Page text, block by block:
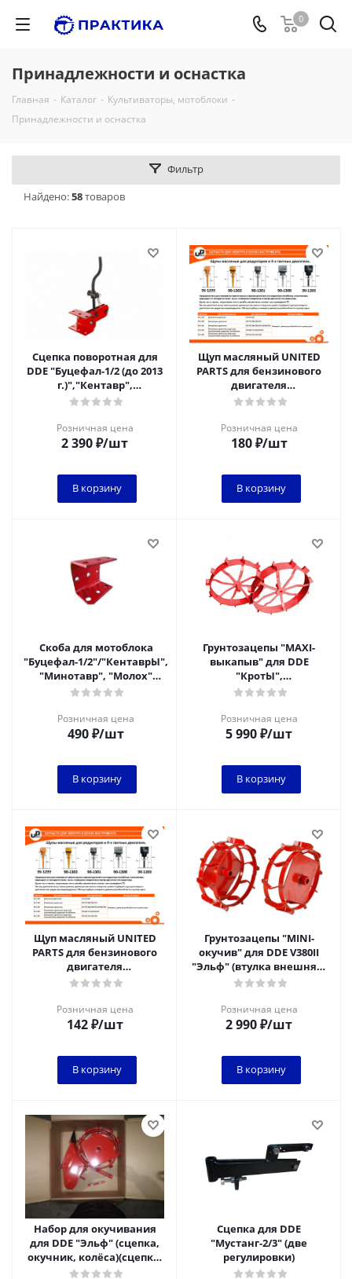
0
Принадлежности и оснастка
Главная - Каталог - Культиваторы, мотоблоки -
Принадлежности и оснастка
Фильтр
Найдено:58товаров
Сцепка поворотная для
DDE "Буцефал-1/2 (до 2013
г.)","Кентавр",
"Минотавр", "Молох",
Розничная цена
2 390₽/шт
В корзину
Щуп масляный UNITED
PARTS для бензинового
двигателя
UP177/188/190/192 Ø19,5мм,
Розничная цена
180₽/шт
В корзину
Скоба для мотоблока
"Буцефал-1/2"/"КентаврЫ",
"Минотавр", "Молох"
(неоходима для
Розничная цена
490₽/шт
В корзину
Грунтозацепы "MAXI-
выкапыв" для DDE
"КротЫ",
"Муст.-1M/1MH/2М"(втулка
ф=540мм/460мм(по обруч
Розничная цена
5 990₽/шт
В корзину
Щуп масляный UNITED
PARTS для бензинового
двигателя
UP177/188/190/192 Ø18,5мм,
Розничная цена
142₽/шт
В корзину
Грунтозацепы "MINI-
окучив" для DDE V380II
"Эльф" (втулка внешняя,
ф=280мм, шир.=90мм)
Розничная цена
2 990₽/шт
В корзину
Набор для окучивания
для DDE "Эльф" (сцепка,
окучник, колёса)(сцепка,
окучник, колёса)
Сцепка для DDE
"Мустанг-2/3" (две
регулировки)